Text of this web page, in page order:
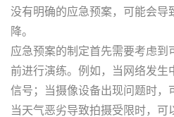
没有明确的应急预案，可能会导
降。
应急预案的制定首先需要考虑到
前进行演练。例如，当网络发生
信号；当摄像设备出现问题时，
当天气恶劣导致拍摄受限时，可